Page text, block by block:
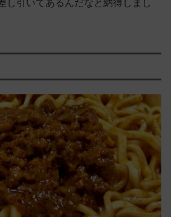
し引いてあるんだなと納得しまし